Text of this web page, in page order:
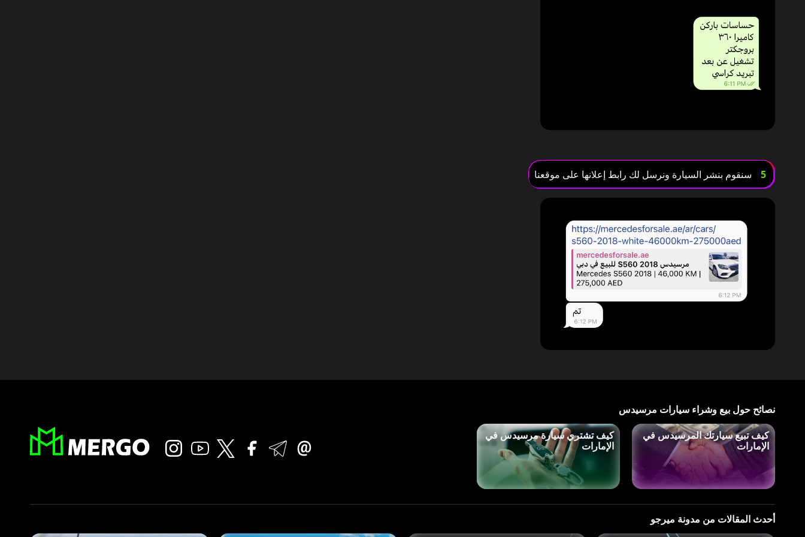
5 سنقوم بنشر السيارة ونرسل لك رابط إعلانها على موقعنا
نصائح حول بيع وشراء سيارات مرسيدس
كيف تبيع سيارتك المرسيدس في
الإمارات
كيف تشتري سيارة مرسيدس في
الإمارات
أحدث المقالات من مدونة ميرجو